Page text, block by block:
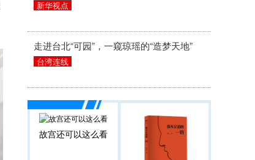
新华视点
走进台北“可园”，一窥琼瑶的“造梦天地”
台湾连线
故宫还可以这么看